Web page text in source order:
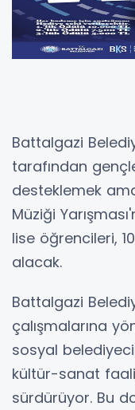
Battalgazi
tarafından
desteklemek
Müziği
lise öğrencileri,
alacak.
Battalgazi
çalışmalarına
sosyal
kültür-sanat
sürdürüyor. Bu